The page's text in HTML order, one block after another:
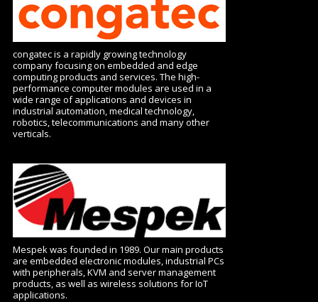
congatec is a rapidly growing technology
company focusing on embedded and edge
computing products and services. The high-
performance computer modules are used in a
wide range of applications and devices in
industrial automation, medical technology,
robotics, telecommunications and many other
verticals.
Mespek was founded in 1989. Our main products
are embedded electronic modules, industrial PCs
with peripherals, KVM and server management
products, as well as wireless solutions for IoT
applications.